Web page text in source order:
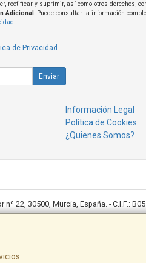
rectificar y suprimir, así como otros derechos,
Adicional : Puede consultar la información
.
de Privacidad.
Enviar
Información Legal
Política de Cookies
¿Quienes Somos?
nº 22, 30500, Murcia, España. - C.I.F.: